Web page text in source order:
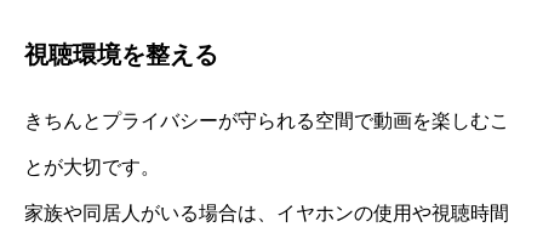
視聴環境を整える
きちんとプライバシーが守られる空間で動画を楽しむこ
とが大切です。
家族や同居人がいる場合は、イヤホンの使用や視聴時間